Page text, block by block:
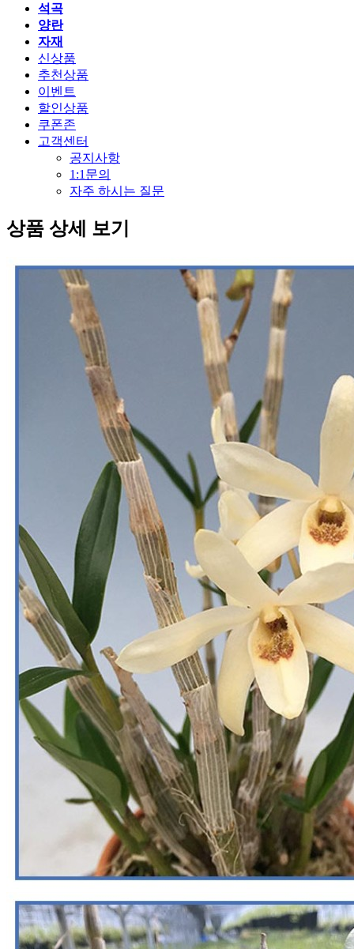
석곡
양란
자재
신상품
추천상품
이벤트
할인상품
쿠폰존
고객센터
공지사항
1:1문의
자주 하시는 질문
상품 상세 보기